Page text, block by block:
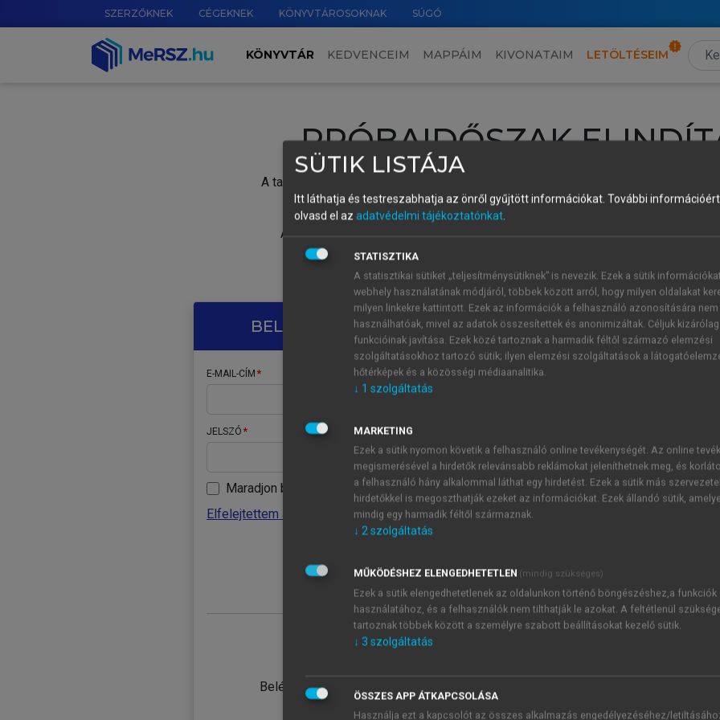
SZERZŐKNEK CÉGEKNEK KÖNYVTÁROSOKNAK SÚGÓ
KÖNYVTÁR KEDVENCEIM MAPPÁIM KIVONATAIM LETÖLTÉSEIM
PRÓBAIDŐSZAK
A tartalom megtekintéséhez lépj be a saját fiókoddal, iskolai azonosítóddal vagy
Új felhasználóként1 óra díjmentes hozzáférésrevagy
A próbaidőszak elindításához,
vagy hozz
A regisztráció után a
BELÉPÉS SAJÁT FIÓKKAL
E-MAIL-CÍM
JELSZÓ
Maradjon belépve
Elfelejtettem a jelszavamat
Belépés intézményi azonosítóval
ÚJ FIÓK
1 óra
JELSZÓ
Kérek értesítést a MeRSZ
Kérek értesítést az
SÜTIK LISTÁJA
Itt láthatja és testreszabhatja az önről gyűjtött információkat. További
olvasd el az adatvédelmi tájékoztatónkat.
STATISZTIKA
A statisztikai sütiket „teljesítménysütiknek” is nevezik. Ezek a sütik
webhely használatának módjáról, többek között arról, hogy milyen oldalakat
milyen linkekre kattintott. Ezek az információk a felhasználó azonosítására nem
használhatóak, mivel az adatok összesítettek és anonimizáltak. Céljuk
funkcióinak javítása. Ezek közé tartoznak a harmadik féltől származó elemzési
szolgáltatásokhoz tartozó sütik; ilyen elemzési szolgáltatások a
hőtérképek és a közösségi médiaanalitika.
↓ 1 szolgáltatás
MARKETING
Ezek a sütik nyomon követik a felhasználó online tevékenységét. Az online
megismerésével a hirdetők relevánsabb reklámokat jeleníthetnek meg, és
a felhasználó hány alkalommal láthat egy hirdetést. Ezek a sütik más
hirdetőkkel is megoszthatják ezeket az információkat. Ezek állandó sütik,
mindig egy harmadik féltől származnak.
↓ 2szolgáltatás
MŰKÖDÉSHEZ ELENGEDHETETLEN (mindig szükséges)
Ezek a sütik elengedhetetlenek az oldalunkon történő böngészéshez,a funkciók
használatához, és a felhasználók nem tilthatják le azokat. A feltétlenül
tartoznak többek között a személyre szabott beállításokat kezelő sütik.
↓ 3 szolgáltatás
ÖSSZES APP ÁTKAPCSOLÁSA
Használja ezt a kapcsolót az összes alkalmazás engedélyezéséhez/